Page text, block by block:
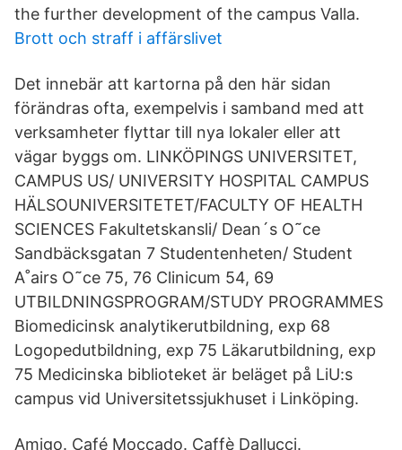
the further development of the campus Valla.
Brott och straff i affärslivet
Det innebär att kartorna på den här sidan
förändras ofta, exempelvis i samband med att
verksamheter flyttar till nya lokaler eller att
vägar byggs om. LINKÖPINGS UNIVERSITET,
CAMPUS US/ UNIVERSITY HOSPITAL CAMPUS
HÄLSOUNIVERSITETET/FACULTY OF HEALTH
SCIENCES Fakultetskansli/ Dean´s O˜ce
Sandbäcksgatan 7 Studentenheten/ Student
A˚airs O˜ce 75, 76 Clinicum 54, 69
UTBILDNINGSPROGRAM/STUDY PROGRAMMES
Biomedicinsk analytikerutbildning, exp 68
Logopedutbildning, exp 75 Läkarutbildning, exp
75 Medicinska biblioteket är beläget på LiU:s
campus vid Universitetssjukhuset i Linköping.
Amigo. Café Moccado. Caffè Dallucci.